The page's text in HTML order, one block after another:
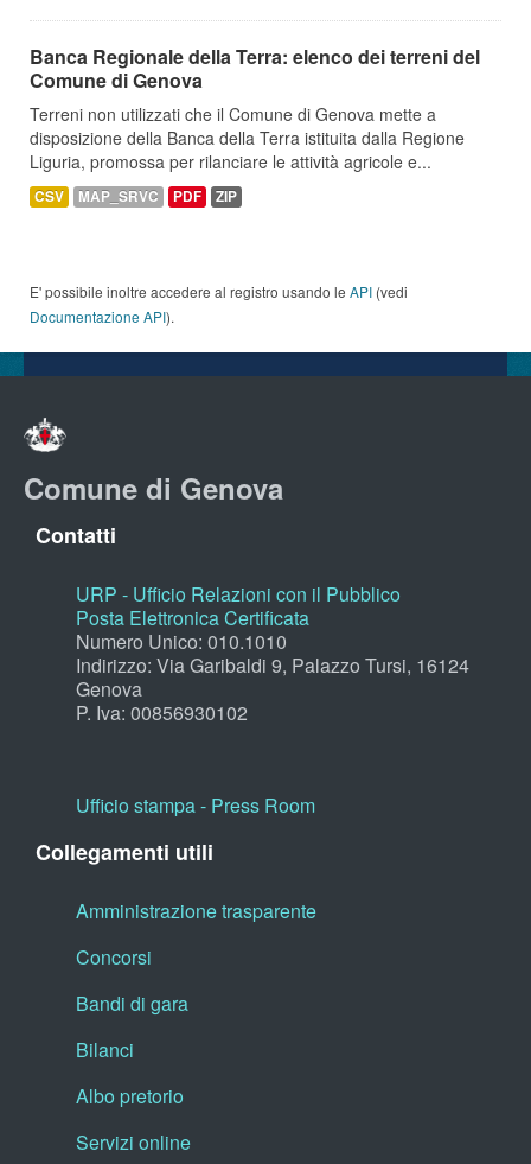
Banca Regionale della Terra: elenco dei terreni del
Comune di Genova
Terreni non utilizzati che il Comune di Genova mette a
disposizione della Banca della Terra istituita dalla Regione
Liguria, promossa per rilanciare le attività agricole e...
CSV MAP_SRVC PDF ZIP
E' possibile inoltre accedere al registro usando le API (vedi
Documentazione API).
Comune di Genova
Contatti
URP - Ufficio Relazioni con il Pubblico
Posta Elettronica Certificata
Numero Unico: 010.1010
Indirizzo: Via Garibaldi 9, Palazzo Tursi, 16124
Genova
P. Iva: 00856930102
Ufficio stampa - Press Room
Collegamenti utili
Amministrazione trasparente
Concorsi
Bandi di gara
Bilanci
Albo pretorio
Servizi online